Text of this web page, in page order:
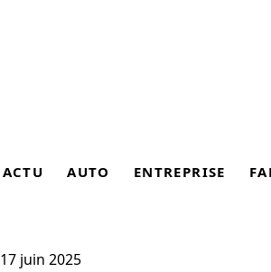
ACTU AUTO ENTREPRISE
17 juin 2025